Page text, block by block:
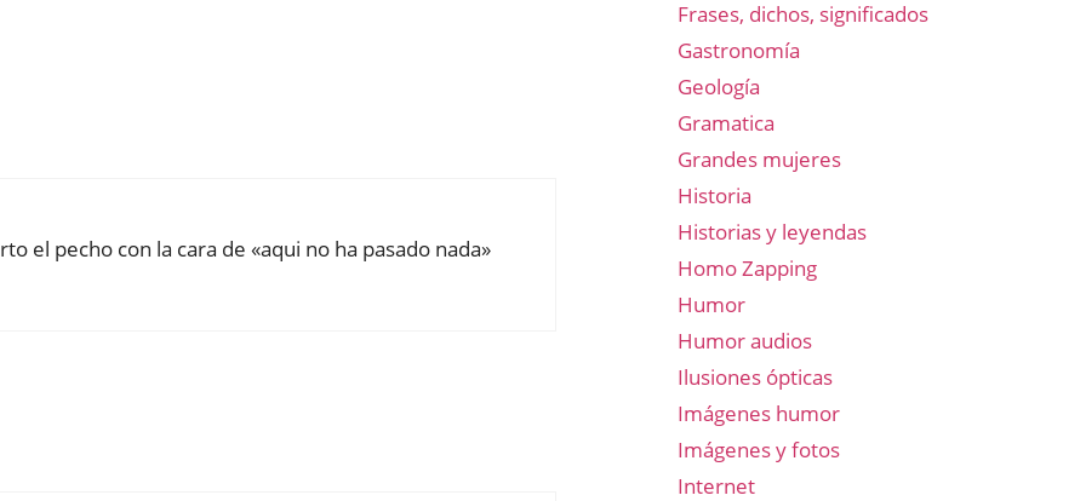
el pecho con la cara de «aqui no ha pasado nada»
Frases, dichos, significados
Gastronomía
Geología
Gramatica
Grandes mujeres
Historia
Historias y leyendas
Homo Zapping
Humor
Humor audios
Ilusiones ópticas
Imágenes humor
Imágenes y fotos
Internet